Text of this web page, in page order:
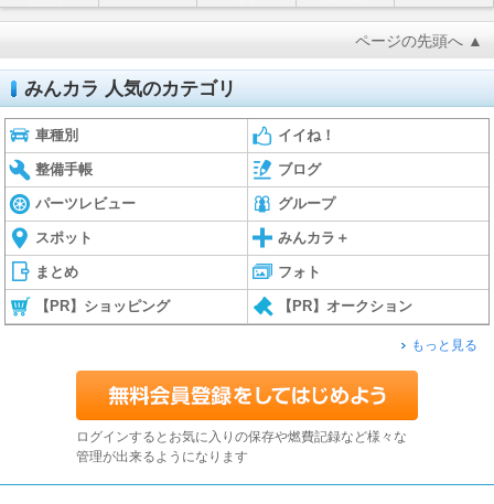
ページの先頭へ ▲
みんカラ 人気のカテゴリ
車種別 イイね！
整備手帳 ブログ
パーツレビュー グループ
スポット みんカラ＋
まとめ フォト
【PR】ショッピング 【PR】オークション
もっと見る
ログインするとお気に入りの保存や燃費記録など様々な
管理が出来るようになります